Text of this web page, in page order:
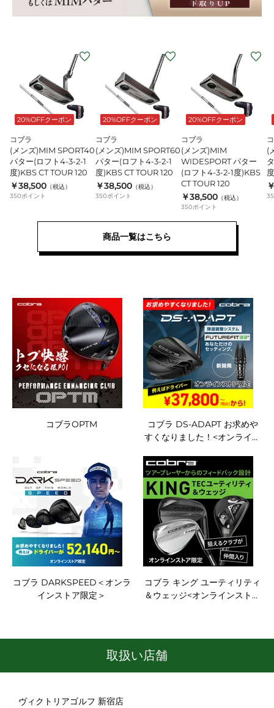
20%OFFクーポン
コブラ
(メンズ)MIM SPORT40
パター(ロフト4-3-2-1
度)KBS CT TOUR 120
￥38,500 （税込）
350ポイント
20%OFFクーポン
コブラ
(メンズ)MIM SPORT60
パター(ロフト4-3-2-1
度)KBS CT TOUR 120
￥38,500 （税込）
350ポイント
20%OFFクーポン
コブラ
(メンズ)MIM
WIDESPORT パター
(ロフト4-3-2-1度)KBS
CT TOUR 120
￥38,500 （税込）
350ポイント
(
商品一覧はこちら
コブラOPTM
コブラ DS-ADAPT お求めや
すくなりました！<オンライン
コブラ DARKSPEED＜オンラ
インストア限定＞
コブラ キング ユーティリティ
＆ウェッジ<オンラインストア
取扱い店舗
ヴィクトリアゴルフ 新宿店